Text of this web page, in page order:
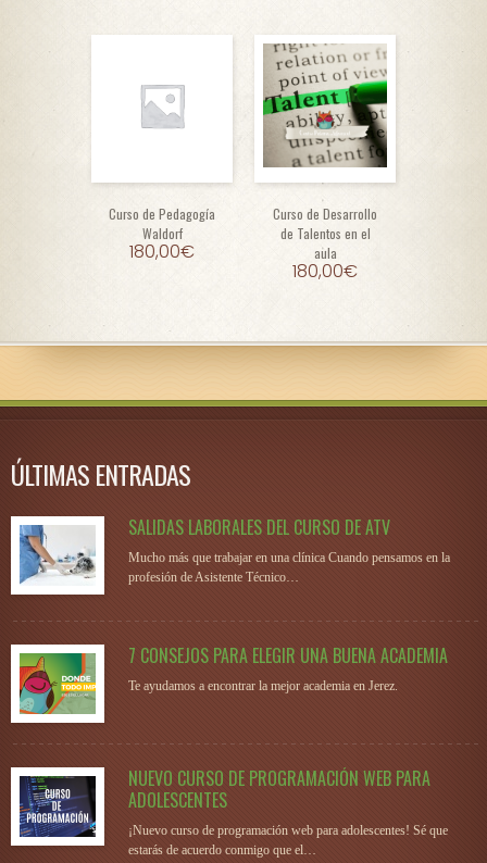
Curso de Pedagogía
Waldorf
180,00€
Curso de Desarrollo
de Talentos en el
aula
180,00€
ÚLTIMAS ENTRADAS
SALIDAS LABORALES DEL CURSO DE ATV
Mucho más que trabajar en una clínica Cuando pensamos en la
profesión de Asistente Técnico…
7 CONSEJOS PARA ELEGIR UNA BUENA ACADEMIA
Te ayudamos a encontrar la mejor academia en Jerez.
NUEVO CURSO DE PROGRAMACIÓN WEB PARA
ADOLESCENTES
¡Nuevo curso de programación web para adolescentes! Sé que
estarás de acuerdo conmigo que el…